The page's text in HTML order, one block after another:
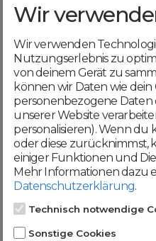
Mit deiner
dass du die
AGB
und
Werde
Community!
Wir
Wir verwenden
Nutzungserlebnis zu
von deinem Gerät zu
können wir Daten wie
personenbezogene Daten
unserer Website
personalisieren). Wenn
oder diese zurücknimmst,
einiger Funktionen und
Mehr Informationen dazu
Datenschutzerklärung.
Technisch notwendige
Sonstige Cookies